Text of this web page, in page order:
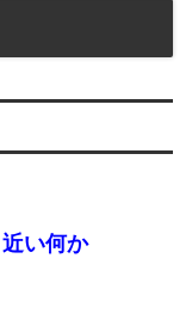
い何か